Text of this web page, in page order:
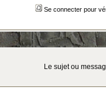
Se connecter pour
Le sujet ou